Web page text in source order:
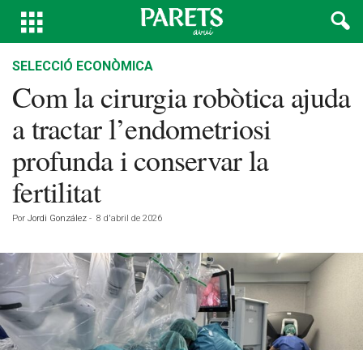
SELECCIÓ ECONÒMICA
Com la cirurgia robòtica ajuda
a tractar l’endometriosi
profunda i conservar la
fertilitat
Por Jordi González - 8 d'abril de 2026